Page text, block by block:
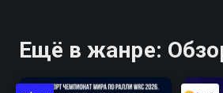
Ещё в жанре: